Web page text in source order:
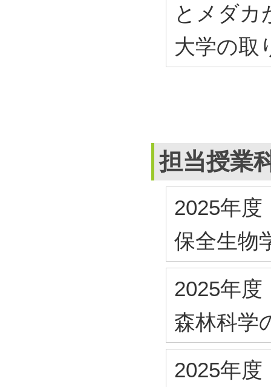
とメダカ
大学の取
担当授業
2025年度
保全生物
2025年度
森林科学
2025年度